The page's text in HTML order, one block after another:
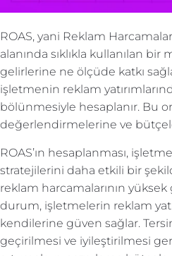
ROAS, yani Reklam
alanında sıklıkla kullanılan
gelirlerine ne ölçüde katkı
işletmenin reklam
bölünmesiyle hesaplanır. Bu
değerlendirmelerine ve
ROAS’ın hesaplanması,
stratejilerini daha etkili bir
reklam harcamalarının
durum, işletmelerin reklam
kendilerine güven sağlar.
geçirilmesi ve iyileştirilmesi